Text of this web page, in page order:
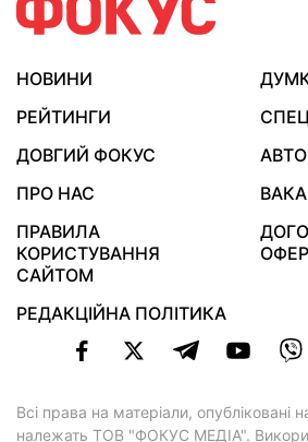
НОВИНИ
РЕЙТИНГИ
ДОВГИЙ ФОКУС
ПРО НАС
ПРАВИЛА
КОРИСТУВАННЯ
САЙТОМ
РЕДАКЦІЙНА ПОЛІТИКА
Всі права на матеріали, опубліковані
належать ТОВ "ФОКУС МЕДІА".